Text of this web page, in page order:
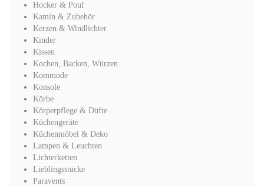
Hocker & Pouf
Kamin & Zubehör
Kerzen & Windlichter
Kinder
Kissen
Kochen, Backen, Würzen
Kommode
Konsole
Körbe
Körperpflege & Düfte
Küchengeräte
Küchenmöbel & Deko
Lampen & Leuchten
Lichterketten
Lieblingsstücke
Paravents